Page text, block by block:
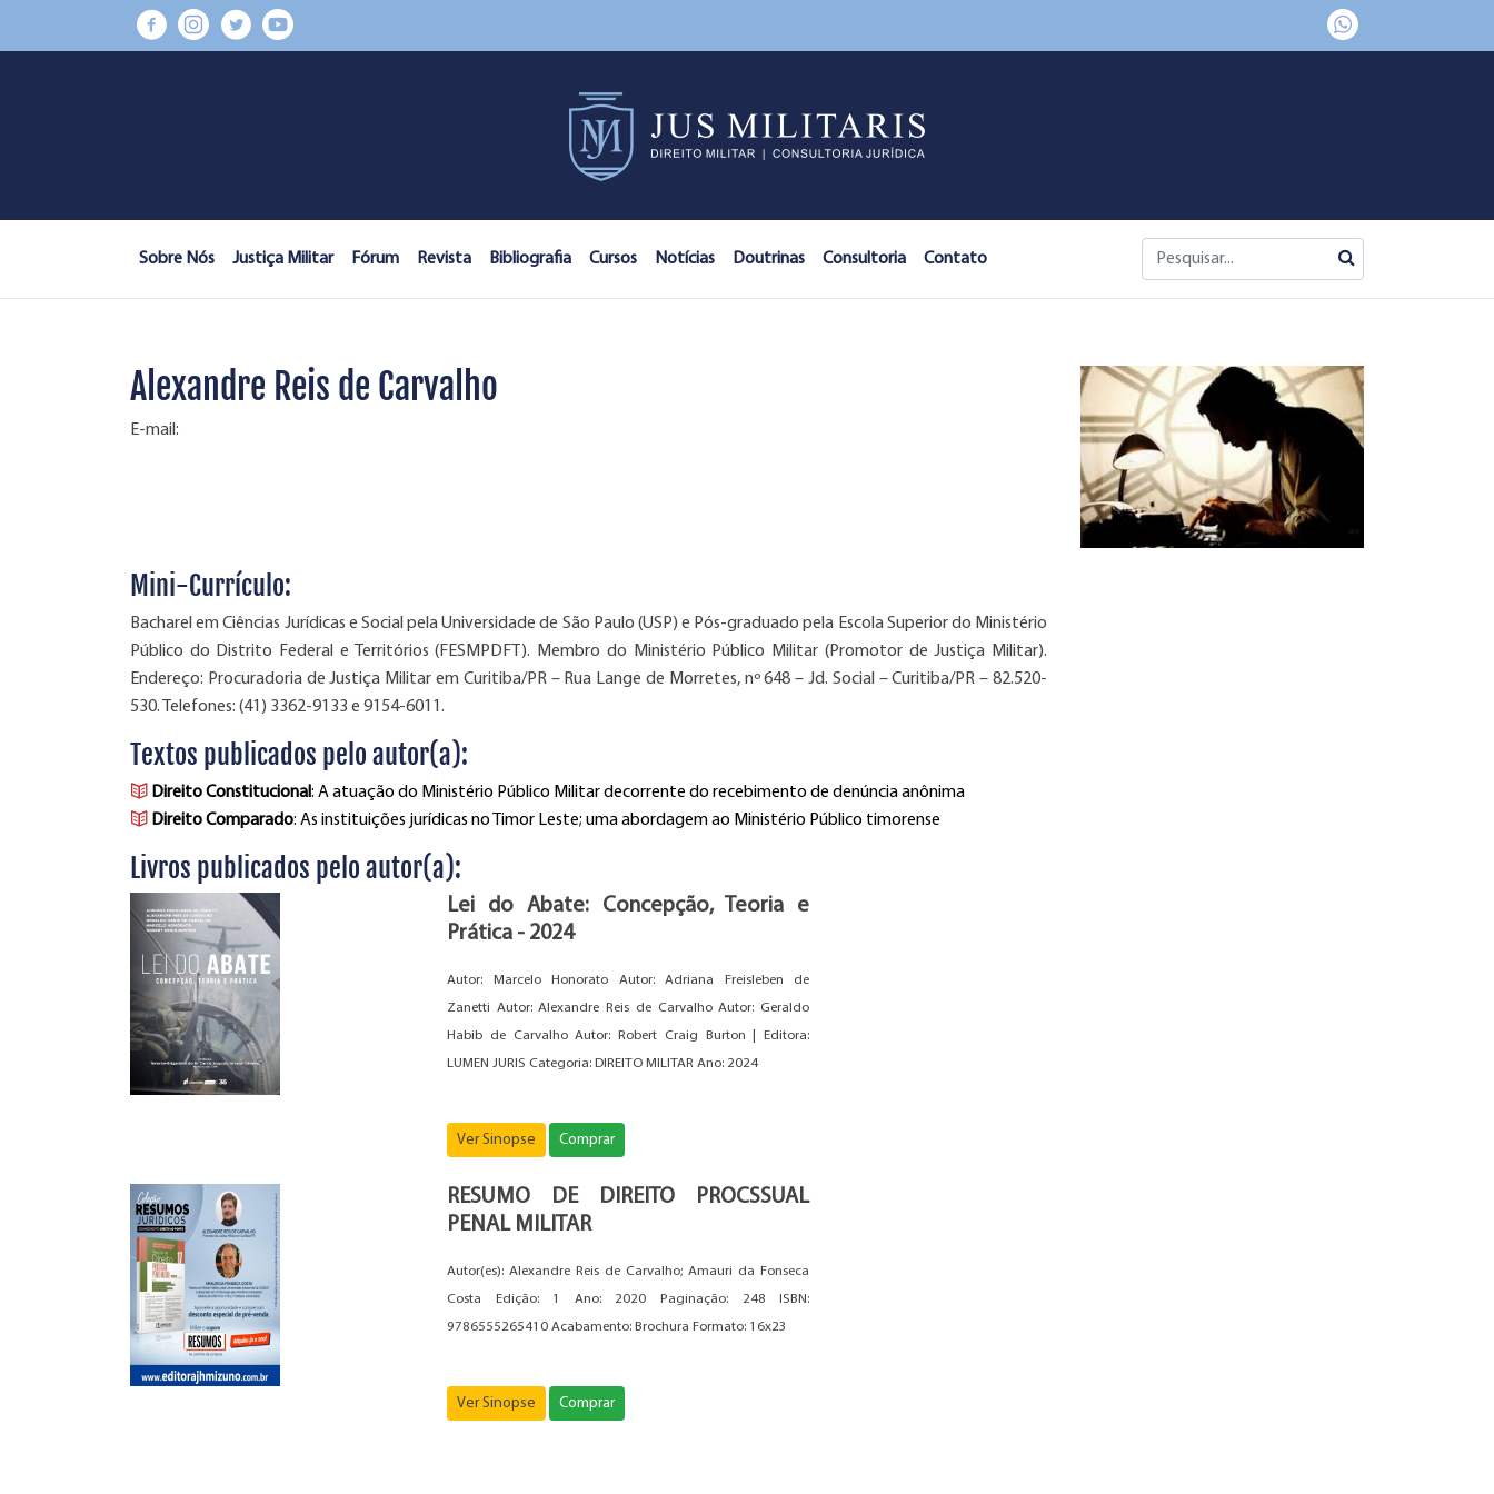
Sobre Nós Justiça Militar Fórum Revista Bibliografia Cursos Notícias Doutrinas Consultoria Contato
Alexandre Reis de Carvalho
E-mail:
Mini-Currículo:
Bacharel em Ciências Jurídicas e Social pela Universidade de São Paulo (USP) e Pós-graduado pela Escola Superior do Ministério
Público do Distrito Federal e Territórios (FESMPDFT). Membro do Ministério Público Militar (Promotor de Justiça Militar).
Endereço: Procuradoria de Justiça Militar em Curitiba/PR – Rua Lange de Morretes, nº 648 – Jd. Social – Curitiba/PR – 82.520-
530. Telefones: (41) 3362-9133 e 9154-6011.
Textos publicados pelo autor(a):
Direito Constitucional: A atuação do Ministério Público Militar decorrente do recebimento de denúncia anônima
Direito Comparado: As instituições jurídicas no Timor Leste; uma abordagem ao Ministério Público timorense
Livros publicados pelo autor(a):
Lei do Abate: Concepção, Teoria e
Prática - 2024
Autor: Marcelo Honorato Autor: Adriana Freisleben de
Zanetti Autor: Alexandre Reis de Carvalho Autor: Geraldo
Habib de Carvalho Autor: Robert Craig Burton | Editora:
LUMEN JURIS Categoria: DIREITO MILITAR Ano: 2024
Ver Sinopse Comprar
RESUMO DE DIREITO PROCSSUAL
PENAL MILITAR
Autor(es): Alexandre Reis de Carvalho; Amauri da Fonseca
Costa Edição: 1 Ano: 2020 Paginação: 248 ISBN:
9786555265410 Acabamento: Brochura Formato: 16x23
Ver Sinopse Comprar